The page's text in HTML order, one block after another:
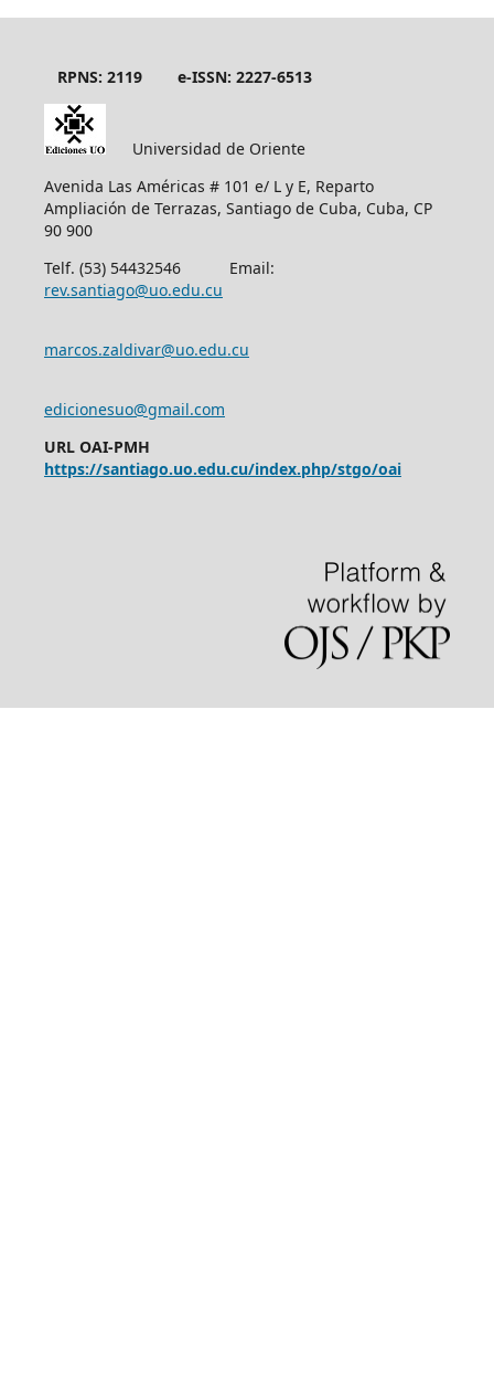
RPNS: 2119 e-ISSN: 2227-6513
Universidad de Oriente
Avenida Las Américas # 101 e/ L y E, Reparto
Ampliación de Terrazas, Santiago de Cuba, Cuba, CP
90 900
Telf. (53) 54432546 Email:
rev.santiago@uo.edu.cu
marcos.zaldivar@uo.edu.cu
edicionesuo@gmail.com
URL OAI-PMH
https://santiago.uo.edu.cu/index.php/stgo/oai